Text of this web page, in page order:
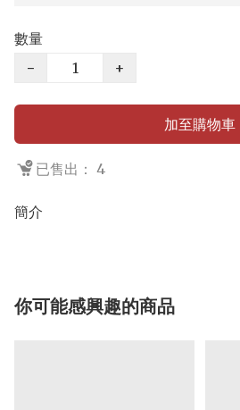
數量
−
+
加至購物車
已售出： 4
簡介
你可能感興趣的商品